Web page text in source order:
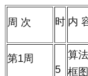
周 次 时 内
第1周
5
算
框